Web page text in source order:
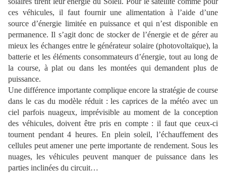
ces véhicules, il faut fournir une alimentation à l’aide d’une
source d’énergie limitée en puissance et qui n’est disponible en
permanence. Il s’agit donc de stocker de l’énergie et de gérer au
mieux les échanges entre le générateur solaire (photovoltaïque), la
batterie et les éléments consommateurs d’énergie, tout au long de
la course, à plat ou dans les montées qui demandent plus de
puissance.
Une différence importante complique encore la stratégie de course
dans le cas du modèle réduit : les caprices de la météo avec un
ciel parfois nuageux, imprévisible au moment de la conception
des véhicules, doivent être pris en compte : il faut que ceux-ci
tournent pendant 4 heures. En plein soleil, l’échauffement des
cellules peut amener une perte importante de rendement. Sous les
nuages, les véhicules peuvent manquer de puissance dans les
parties inclinées du circuit…